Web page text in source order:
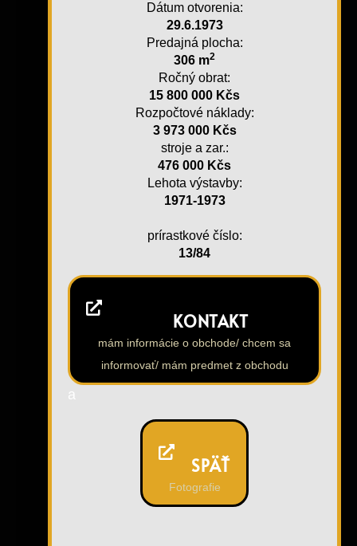
Dátum otvorenia:
29.6.1973
Predajná plocha:
306 m2
Ročný obrat:
15 800 000 Kčs
Rozpočtové náklady:
3 973 000 Kčs
stroje a zar.:
476 000 Kčs
Lehota výstavby:
1971-1973
prírastkové číslo:
13/84
KONTAKT
mám informácie o obchode/ chcem sa
informovať/ mám predmet z obchodu
a
SPÄŤ
Fotografie